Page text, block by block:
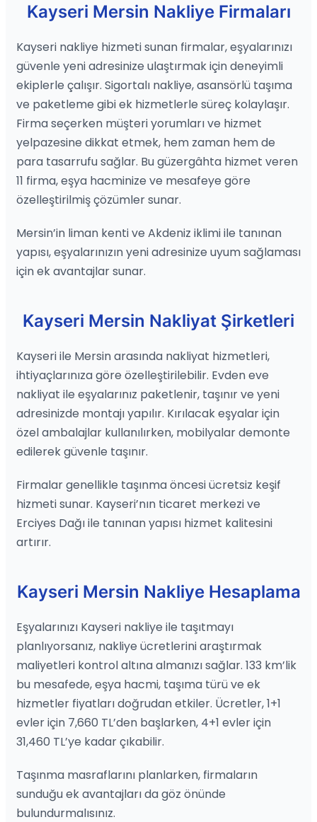
Kayseri Mersin Nakliye Firmaları
Kayseri nakliye hizmeti sunan firmalar, eşyalarınızı
güvenle yeni adresinize ulaştırmak için deneyimli
ekiplerle çalışır. Sigortalı nakliye, asansörlü taşıma
ve paketleme gibi ek hizmetlerle süreç kolaylaşır.
Firma seçerken müşteri yorumları ve hizmet
yelpazesine dikkat etmek, hem zaman hem de
para tasarrufu sağlar. Bu güzergâhta hizmet veren
11 firma, eşya hacminize ve mesafeye göre
özelleştirilmiş çözümler sunar.
Mersin’in liman kenti ve Akdeniz iklimi ile tanınan
yapısı, eşyalarınızın yeni adresinize uyum sağlaması
için ek avantajlar sunar.
Kayseri Mersin Nakliyat Şirketleri
Kayseri ile Mersin arasında nakliyat hizmetleri,
ihtiyaçlarınıza göre özelleştirilebilir. Evden eve
nakliyat ile eşyalarınız paketlenir, taşınır ve yeni
adresinizde montajı yapılır. Kırılacak eşyalar için
özel ambalajlar kullanılırken, mobilyalar demonte
edilerek güvenle taşınır.
Firmalar genellikle taşınma öncesi ücretsiz keşif
hizmeti sunar. Kayseri’nın ticaret merkezi ve
Erciyes Dağı ile tanınan yapısı hizmet kalitesini
artırır.
Kayseri Mersin Nakliye Hesaplama
Eşyalarınızı Kayseri nakliye ile taşıtmayı
planlıyorsanız, nakliye ücretlerini araştırmak
maliyetleri kontrol altına almanızı sağlar. 133 km’lik
bu mesafede, eşya hacmi, taşıma türü ve ek
hizmetler fiyatları doğrudan etkiler. Ücretler, 1+1
evler için 7,660 TL’den başlarken, 4+1 evler için
31,460 TL’ye kadar çıkabilir.
Taşınma masraflarını planlarken, firmaların
sunduğu ek avantajları da göz önünde
bulundurmalısınız.